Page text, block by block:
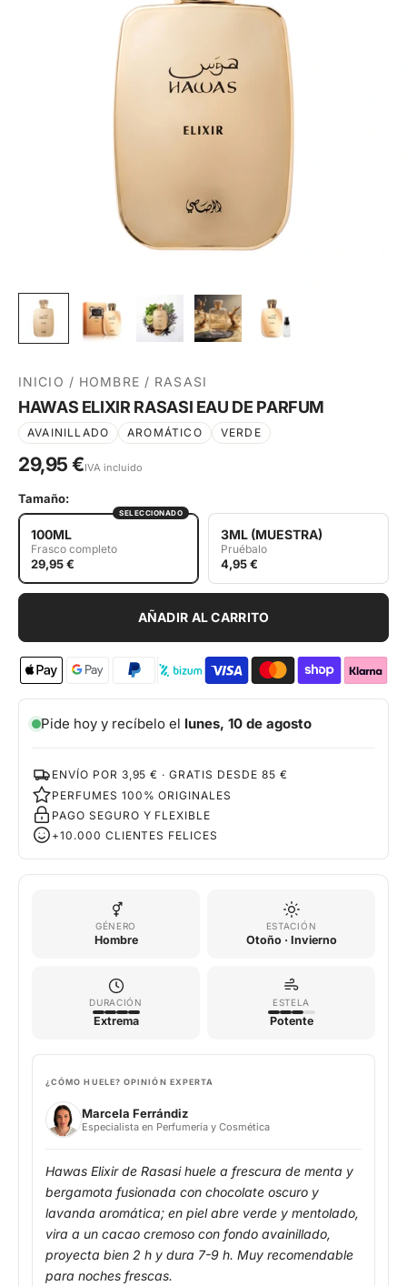
INICIO / HOMBRE / RASASI
HAWAS ELIXIR RASASI EAU DE PARFUM
AVAINILLADO AROMÁTICO VERDE
29,95 €IVA incluido
Tamaño:
SELECCIONADO
100ML
Frasco completo
29,95 €
3ML (MUESTRA)
Pruébalo
4,95 €
AÑADIR AL CARRITO
Pide hoy y recíbelo el lunes, 10 de agosto
ENVÍO POR 3,95 € · GRATIS DESDE 85 €
PERFUMES 100% ORIGINALES
PAGO SEGURO Y FLEXIBLE
+10.000 CLIENTES FELICES
GÉNERO
Hombre
ESTACIÓN
Otoño · Invierno
DURACIÓN
Extrema
ESTELA
Potente
¿CÓMO HUELE? OPINIÓN EXPERTA
Marcela Ferrándiz
Especialista en Perfumería y Cosmética
Hawas Elixir de Rasasi huele a frescura de menta y
bergamota fusionada con chocolate oscuro y
lavanda aromática; en piel abre verde y mentolado,
vira a un cacao cremoso con fondo avainillado,
proyecta bien 2 h y dura 7-9 h. Muy recomendable
para noches frescas.